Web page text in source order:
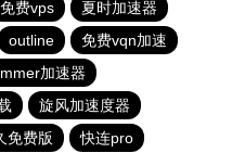
免费vps
夏时加速器
outline
免费vqn加速
加速器
旋风加速度器
免费版 快连pro